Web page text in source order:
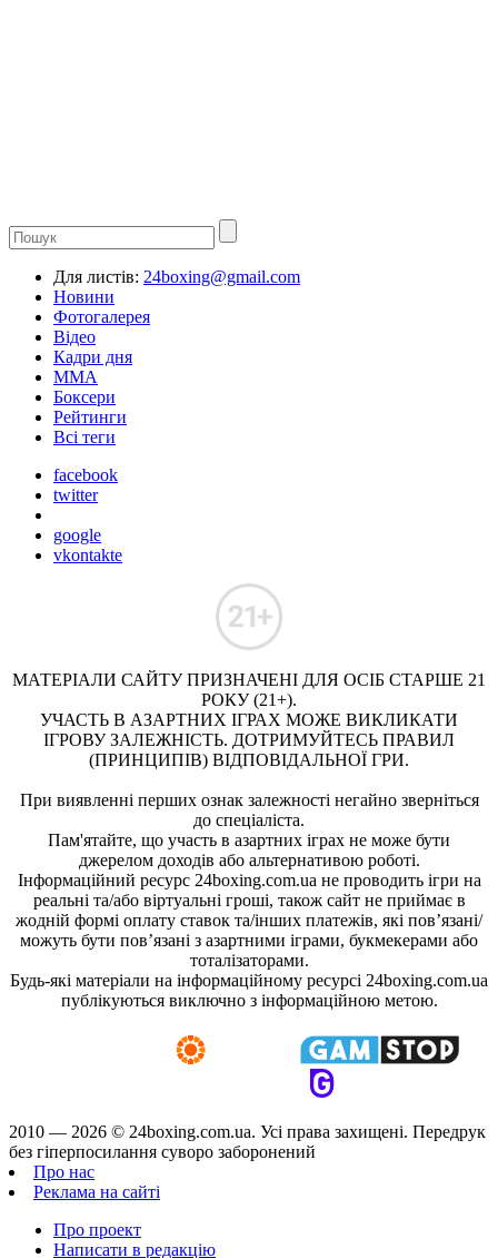
Для листів: 24boxing@gmail.com
Новини
Фотогалерея
Відео
Кадри дня
ММА
Боксери
Рейтинги
Всі теги
facebook
twitter
google
vkontakte
МАТЕРІАЛИ САЙТУ ПРИЗНАЧЕНІ ДЛЯ ОСІБ СТАРШЕ 21
РОКУ (21+).
УЧАСТЬ В АЗАРТНИХ ІГРАХ МОЖЕ ВИКЛИКАТИ
ІГРОВУ ЗАЛЕЖНІСТЬ. ДОТРИМУЙТЕСЬ ПРАВИЛ
(ПРИНЦИПІВ) ВІДПОВІДАЛЬНОЇ ГРИ.
При виявленні перших ознак залежності негайно зверніться
до спеціаліста.
Пам'ятайте, що участь в азартних іграх не може бути
джерелом доходів або альтернативою роботі.
Інформаційний ресурс 24boxing.com.ua не проводить ігри на
реальні та/або віртуальні гроші, також сайт не приймає в
жодній формі оплату ставок та/інших платежів, які пов’язані/
можуть бути пов’язані з азартними іграми, букмекерами або
тоталізаторами.
Будь-які матеріали на інформаційному ресурсі 24boxing.com.ua
публікуються виключно з інформаційною метою.
2010 — 2026 © 24boxing.com.ua. Усi права захищенi. Передрук
без гіперпосилання суворо заборонений
Про нас
Реклама на сайті
Про проект
Написати в редакцію